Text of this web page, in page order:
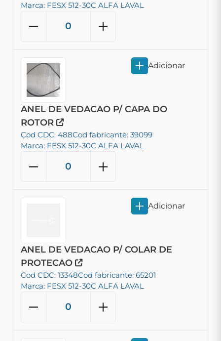
Marca: FESX 512-30C ALFA LAVAL
ANEL DE VEDACAO P/ CAPA DO
ROTOR
Cod CDC: 488Cod fabricante: 39099
Marca: FESX 512-30C ALFA LAVAL
Adicionar
ANEL DE VEDACAO P/ COLAR DE
PROTECAO
Cod CDC: 13348Cod fabricante: 65201
Marca: FESX 512-30C ALFA LAVAL
Adicionar